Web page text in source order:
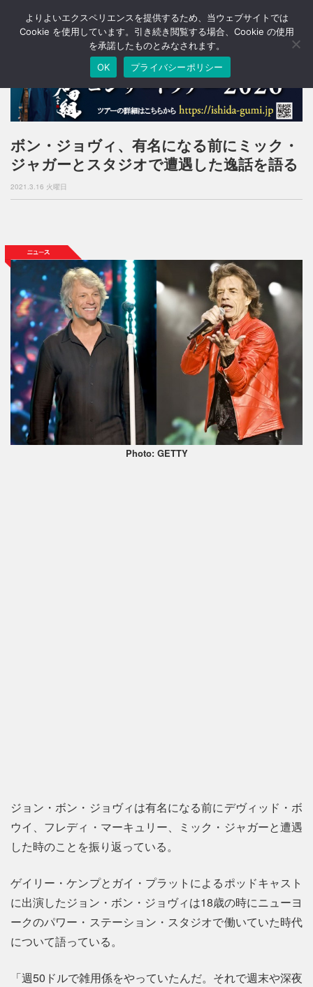
T
o
a
v
g
a
o
ボン・ジョヴィ、有名になる前にミック・
ジャガーとスタジオで遭遇した逸話を語る
2021.3.16 火曜日
Photo: GETTY
ジョン・ボン・ジョヴィは有名になる前にデヴィッド・ボ
ウイ、フレディ・マーキュリー、ミック・ジャガーと遭遇
した時のことを振り返っている。
ゲイリー・ケンプとガイ・プラットによるポッドキャスト
に出演したジョン・ボン・ジョヴィは18歳の時にニューヨ
ークのパワー・ステーション・スタジオで働いていた時代
について語っている。
「週50ドルで雑用係をやっていたんだ。それで週末や深夜
よりよいエクスペリエンスを提供するため、当ウェブサイトでは
Cookie を使用しています。引き続き閲覧する場合、Cookie の使用
を承諾したものとみなされます。
OK
プライバシーポリシー